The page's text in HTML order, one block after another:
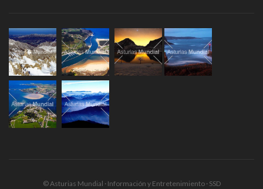
© Asturias Mundial · Información y Entretenimiento · SSD